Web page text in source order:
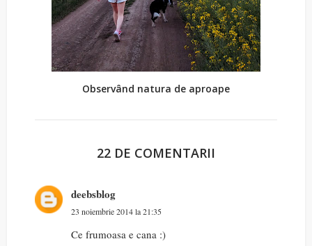
Observând natura de aproape
22 DE COMENTARII
deebsblog
23 noiembrie 2014 la 21:35
Ce frumoasa e cana :)